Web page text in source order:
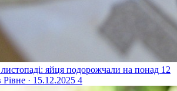
листопаді: яйця подорожчали на понад 12
Рівне · 15.12.2025 4